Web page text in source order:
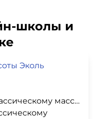
школы и
Эколь
Проходила обучение по классическому массажу